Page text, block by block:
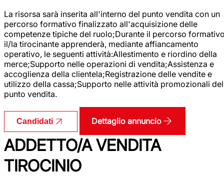
La risorsa sarà inserita all'interno del punto vendita con un
percorso formativo finalizzato all'acquisizione delle
competenze tipiche del ruolo;Durante il percorso
il/la tirocinante apprenderà, mediante affiancamento
operativo, le seguenti attività:Allestimento e riordino della
merce;Supporto nelle operazioni di vendita;Assistenza e
accoglienza della clientela;Registrazione delle vendite e
utilizzo della cassa;Supporto nelle attività promozionali del
punto vendita.
Candidati Dettaglio annuncio
ADDETTO/A VENDITA
TIROCINIO